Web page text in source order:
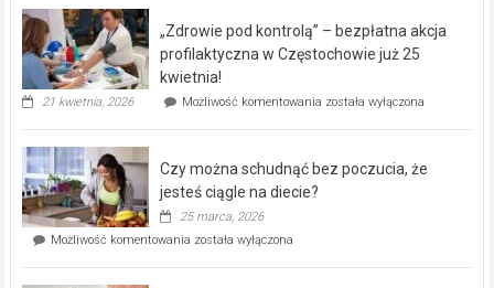
rehabilitacji
dla
„Zdrowie pod kontrolą” – bezpłatna akcja
profilaktyczna w Częstochowie już 25
kwietnia!
21 kwietnia, 2026 Możliwość komentowania „Zdrowie
bezpłatna
została wyłączona
Czy można schudnąć bez poczucia, że
jesteś ciągle na diecie?
25 marca, 2026
Możliwość komentowania Czy
została wyłączona